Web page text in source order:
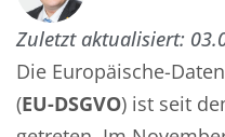
Zuletzt aktualisiert:
Die Europäische-
(EU-DSGVO) ist seit